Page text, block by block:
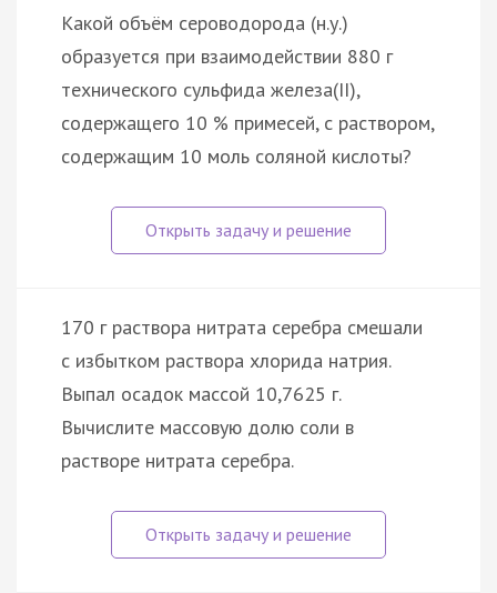
Какой объём сероводорода (н.у.)
образуется при взаимодействии 880 г
технического сульфида железа(II),
содержащего 10 % примесей, с раствором,
содержащим 10 моль соляной кислоты?
170 г раствора нитрата серебра смешали
с избытком раствора хлорида натрия.
Выпал осадок массой 10,7625 г.
Вычислите массовую долю соли в
растворе нитрата серебра.